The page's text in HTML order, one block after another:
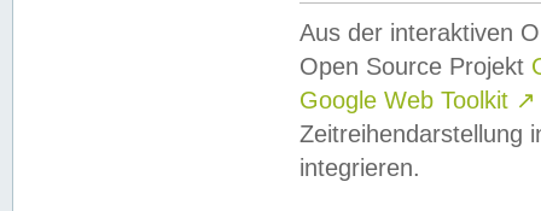
Aus der interaktiven
Open Source Projekt
Google Web Toolkit ↗
Zeitreihendarstellung
integrieren.